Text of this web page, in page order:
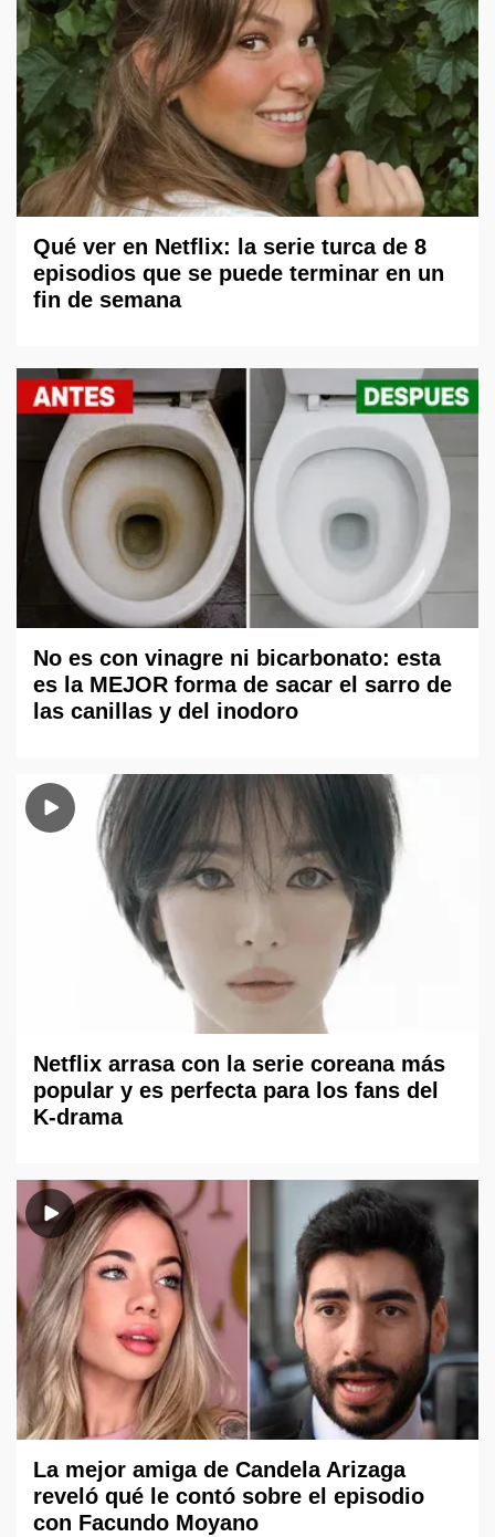
Qué ver en Netflix: la serie turca de 8
episodios que se puede terminar en un
fin de semana
No es con vinagre ni bicarbonato: esta
es la MEJOR forma de sacar el sarro de
las canillas y del inodoro
Netflix arrasa con la serie coreana más
popular y es perfecta para los fans del
K-drama
La mejor amiga de Candela Arizaga
reveló qué le contó sobre el episodio
con Facundo Moyano